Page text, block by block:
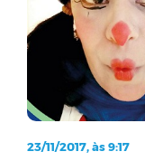
23/11/2017, às 9:17